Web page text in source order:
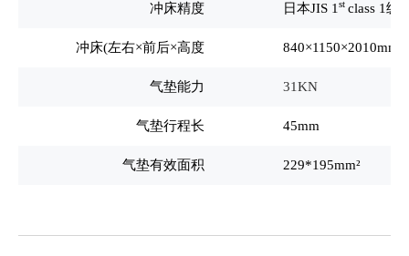
冲床精度 日本JIS 1 st class 1级
冲床(左右×前后×高度 840×1150×2010mm
气垫能力 31KN
气垫行程长 45mm
气垫有效面积 229*195mm²